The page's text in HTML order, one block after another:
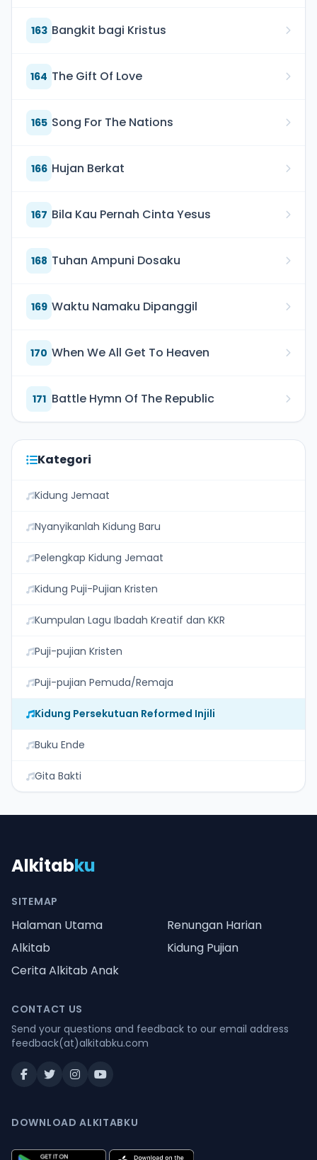
163 Bangkit bagi Kristus
164 The Gift Of Love
165 Song For The Nations
166 Hujan Berkat
167 Bila Kau Pernah Cinta Yesus
168 Tuhan Ampuni Dosaku
169 Waktu Namaku Dipanggil
170 When We All Get To Heaven
171 Battle Hymn Of The Republic
Kategori
Kidung Jemaat
Nyanyikanlah Kidung Baru
Pelengkap Kidung Jemaat
Kidung Puji-Pujian Kristen
Kumpulan Lagu Ibadah Kreatif dan KKR
Puji-pujian Kristen
Puji-pujian Pemuda/Remaja
Kidung Persekutuan Reformed Injili
Buku Ende
Gita Bakti
Alkitabku
SITEMAP
Halaman Utama
Renungan Harian
Alkitab
Kidung Pujian
Cerita Alkitab Anak
CONTACT US
Send your questions and feedback to our email address
feedback(at)alkitabku.com
DOWNLOAD ALKITABKU